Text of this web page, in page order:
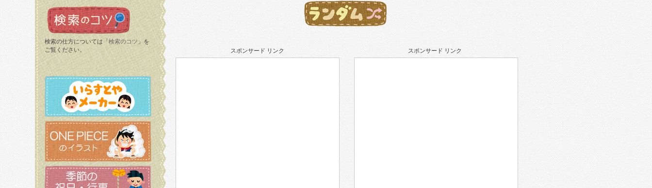
検索の仕方については「 検索のコツ 」を
ご覧ください。
スポンサード リンク スポンサード リンク